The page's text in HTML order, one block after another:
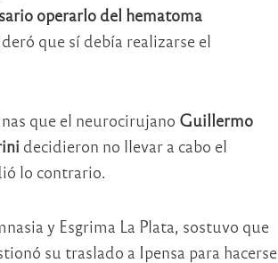
operarlo del hematoma
que sí debía realizarse el
que el neurocirujano Guillermo
decidieron no llevar a cabo el
lo contrario.
y Esgrima La Plata, sostuvo que
su traslado a Ipensa para hacerse